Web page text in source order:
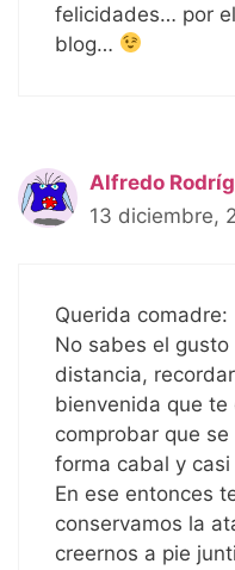
felicidades… por
blog…
Alfredo
13 diciembre,
Querida comadre:
No sabes el
distancia,
bienvenida que
comprobar que
forma cabal y
En ese entonces
conservamos la
creernos a pie